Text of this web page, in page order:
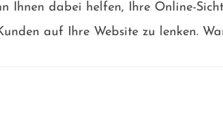
Ihnen dabei helfen, Ihre Online-
auf Ihre Website zu lenken.